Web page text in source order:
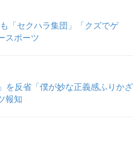
「セクハラ集団」「クズでゲ
スポーツ
を反省「僕が妙な正義感ふりかざ
報知